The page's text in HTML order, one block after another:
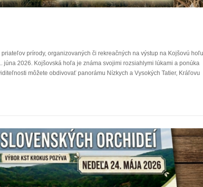
prírody, organizovaných či rekreačných na výstup na Kojšovú hoľu
júna 2026. Kojšovská hoľa je známa svojimi rozsiahlymi lúkami a ponúka
môžete obdivovať panorámu Nízkych a Vysokých Tatier, Kráľovu